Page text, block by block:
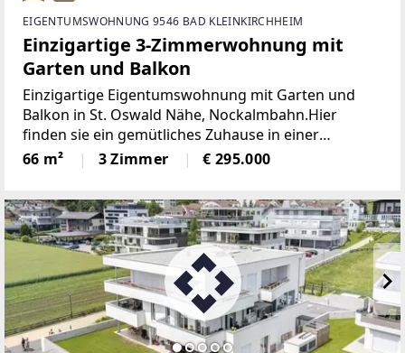
EIGENTUMSWOHNUNG 9546 BAD KLEINKIRCHHEIM
Einzigartige 3-Zimmerwohnung mit
Garten und Balkon
Einzigartige Eigentumswohnung mit Garten und
Balkon in St. Oswald Nähe, Nockalmbahn.Hier
finden sie ein gemütliches Zuhause in einer
idyllischen Umgebung.Sonnig, inmitten
wunderschöner Berglandschaft der Nockberge
66 m² 3 Zimmer € 295.000